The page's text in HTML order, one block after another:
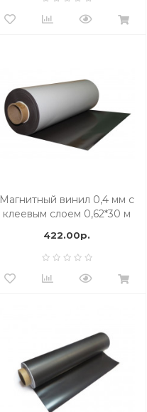
Магнитный винил 0,4 мм с
клеевым слоем 0,62*30 м
422.00р.